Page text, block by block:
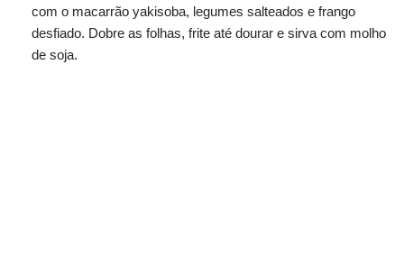
com o macarrão yakisoba, legumes salteados e frango
desfiado. Dobre as folhas, frite até dourar e sirva com molho
de soja.